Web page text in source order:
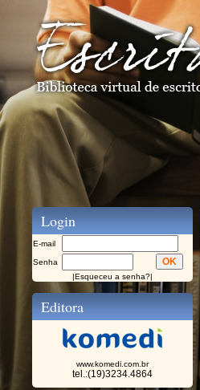
Login
E-mail
Senha
|Esqueceu a senha?|
Editora
www.komedi.com.br
tel.:(19)3234.4864